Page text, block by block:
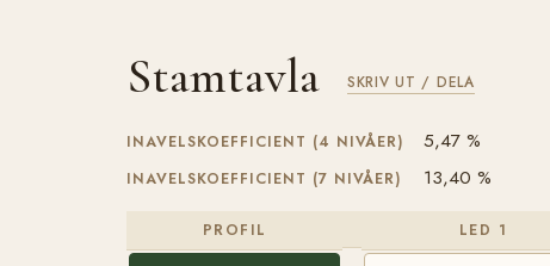
Stamtavla SKRIV UT / DELA
INAVELSKOEFFICIENT (4 NIVÅER) 5,47 %
INAVELSKOEFFICIENT (7 NIVÅER) 13,40 %
PROFIL LED 1